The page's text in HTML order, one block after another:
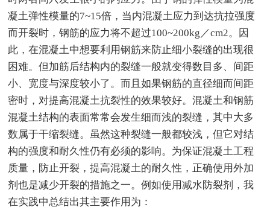
凝土弹性模量的7~15倍，当内混凝土应力到达抗拉强度
而开裂时，钢筋的应力将不超过100~200kg／cm2。因
此，在混凝土中想要利用钢筋来防止细小裂缝的出现很
困难。但加筋后结构内的裂缝一般就变得数目多、间距
小、宽度与深度较小了。而且如果钢筋的直径细而间距
密时，对提高混凝土抗裂性的效果较好。混凝土和钢筋
混凝土结构的表面常常会发生细而浅的裂缝，其中大多
数属于干缩裂缝。虽然这种裂缝一般都较浅，但它对结
构的强度和耐久性仍有必须的影响。为保证混凝土工程
质量，防止开裂，提高混凝土的耐久性，正确使用外加
剂也是减少开裂的措施之一。例如使用减水防裂剂，我
在实践中总结出其主要作用为：